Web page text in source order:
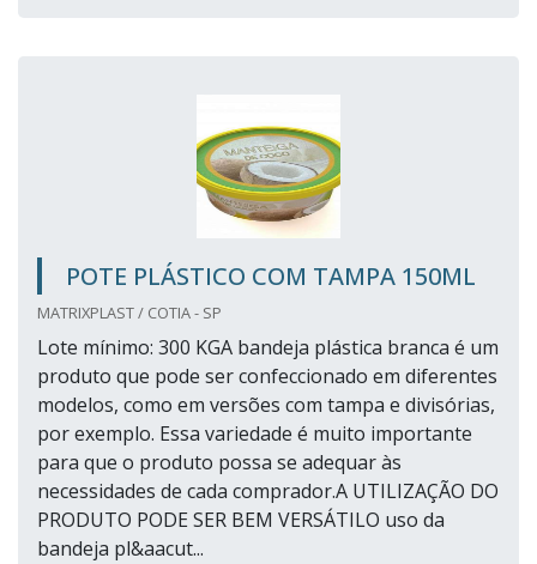
POTE PLÁSTICO COM TAMPA 150ML
MATRIXPLAST / COTIA - SP
Lote mínimo: 300 KGA bandeja plástica branca é um
produto que pode ser confeccionado em diferentes
modelos, como em versões com tampa e divisórias,
por exemplo. Essa variedade é muito importante
para que o produto possa se adequar às
necessidades de cada comprador.A UTILIZAÇÃO DO
PRODUTO PODE SER BEM VERSÁTILO uso da
bandeja pl&aacut...